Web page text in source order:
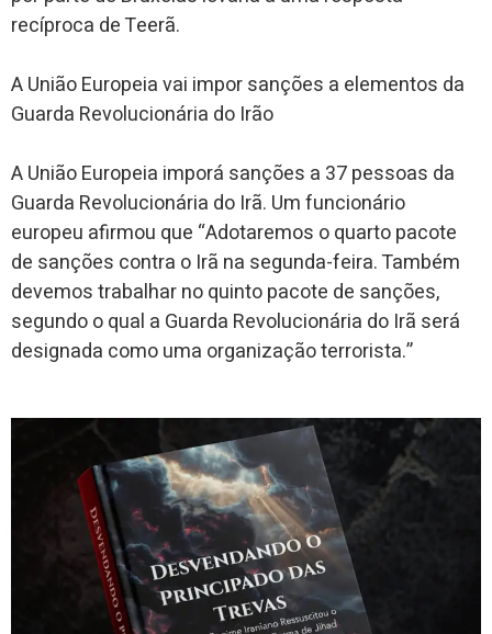
recíproca de Teerã.
A União Europeia vai impor sanções a elementos da
Guarda Revolucionária do Irão
A União Europeia imporá sanções a 37 pessoas da
Guarda Revolucionária do Irã. Um funcionário
europeu afirmou que “Adotaremos o quarto pacote
de sanções contra o Irã na segunda-feira. Também
devemos trabalhar no quinto pacote de sanções,
segundo o qual a Guarda Revolucionária do Irã será
designada como uma organização terrorista.”